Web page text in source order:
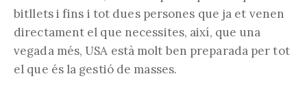
bitllets i fins i tot dues persones que ja et venen
directament el que necessites, així, que una
vegada més, USA està molt ben preparada per tot
el que és la gestió de masses.